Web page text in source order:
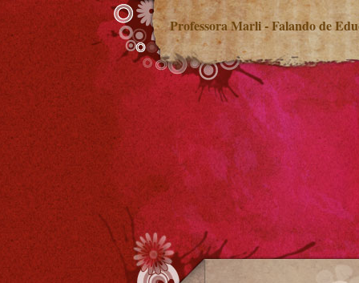
Professora Marli - Falando de
LEGISLAÇÃO